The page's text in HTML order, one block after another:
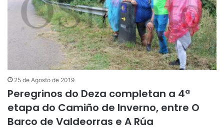
25 de Agosto de 2019
Peregrinos do Deza completan a 4ª
etapa do Camiño de Inverno, entre O
Barco de Valdeorras e A Rúa